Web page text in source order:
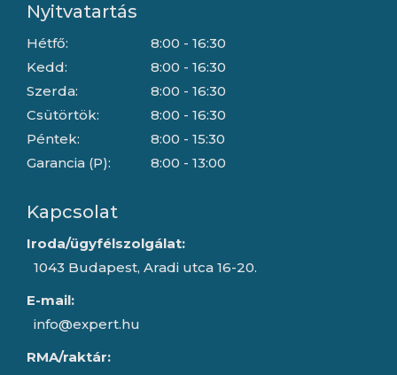
Nyitvatartás
Hétfő:
Kedd:
Szerda:
Csütörtök:
Péntek:
Garancia (P):
8:00 - 16:30
8:00 - 16:30
8:00 - 16:30
8:00 - 16:30
8:00 - 15:30
8:00 - 13:00
Kapcsolat
Iroda/ügyfélszolgálat:
1043 Budapest, Aradi utca 16-20.
E-mail:
info@expert.hu
RMA/raktár: